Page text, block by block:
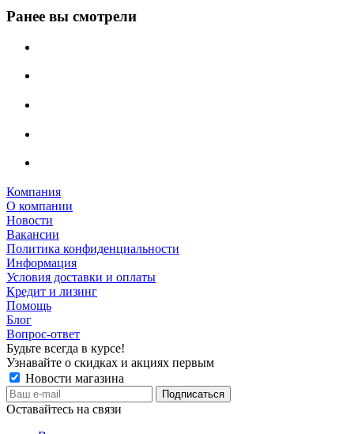
Ранее вы смотрели
Компания
О компании
Новости
Вакансии
Политика конфиденциальности
Информация
Условия доставки и оплаты
Кредит и лизинг
Помощь
Блог
Вопрос-ответ
Будьте всегда в курсе!
Узнавайте о скидках и акциях первым
Новости магазина
Оставайтесь на связи